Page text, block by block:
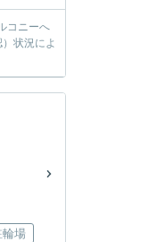
コニーへ
状況によ
輪場